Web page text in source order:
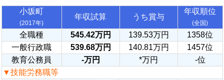
小坂町
(2017年)
年収試算 うち賞与
年収順位
(全国)
全職種 545.42万円 139.53万円
1358位
一般行政職
539.68万円 140.81万円
1457位
教育公務員
-万円 *万円
-位
▼技能労務職等